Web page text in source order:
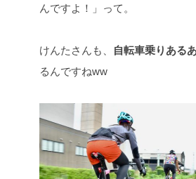
んですよ！」って。
けんたさんも、 自転車乗りある
るんですねww